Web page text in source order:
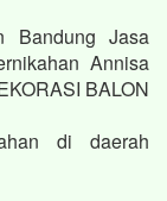
Bandung Jasa
Annisa
BALON
di daerah